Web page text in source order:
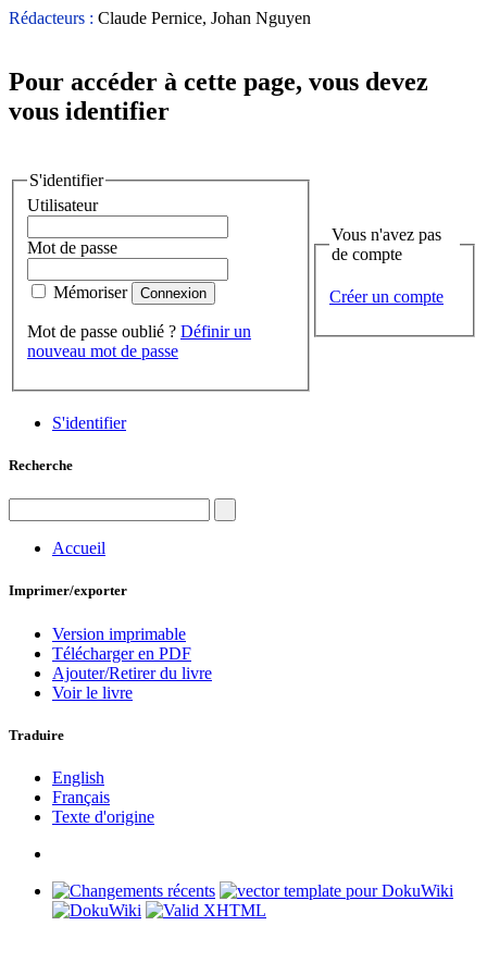
Rédacteurs : Claude Pernice, Johan Nguyen
Pour accéder à cette page, vous devez
vous identifier
S'identifier
Utilisateur
Mot de passe
Mémoriser
Mot de passe oublié ? Définir un
nouveau mot de passe
Vous n'avez pas
de compte
Créer un compte
S'identifier
Recherche
Accueil
Imprimer/exporter
Version imprimable
Télécharger en PDF
Ajouter/Retirer du livre
Voir le livre
Traduire
English
Français
Texte d'origine